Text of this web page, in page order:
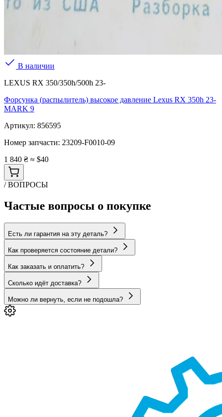
В наличии
LEXUS RX 350/350h/500h 23-
Форсунка (распылитель) высокое давление Lexus RX 350h 23-
MARK 9
Артикул: 856595
Номер запчасти: 23209-F0010-09
1 840 ₴ ≈ $40
/ ВОПРОСЫ
Частые вопросы о покупке
Есть ли гарантия на эту деталь?
Как проверяется состояние детали?
Как заказать и оплатить?
Сколько идёт доставка?
Можно ли вернуть, если не подошла?